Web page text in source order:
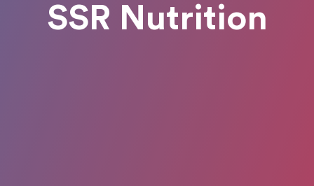
SSR Nutrition